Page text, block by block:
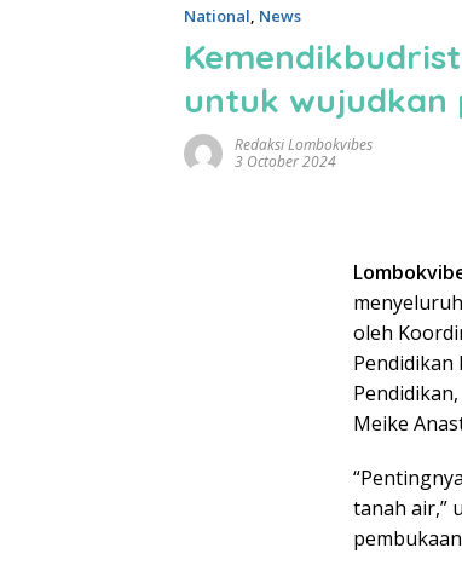
National News
untuk wujudkan
Redaksi Lombokvibes
3 October 2024
oleh
Pendidikan
Meike
tanah air,”